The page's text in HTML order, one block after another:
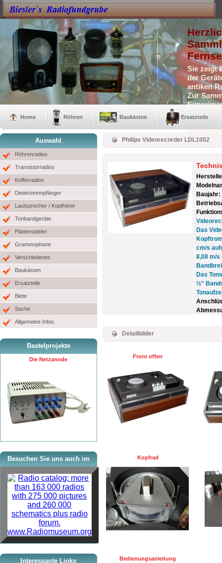
Sie zeigt
der
antiken
Zur
der
Home Röhren Baukästen Ersatzteile
Auswahl
Röhrenradios
Transistorradios
Kofferradios
Detektorempfänger
Lautsprecher / Kopfhörer
Tonbandgeräte
Plattenspieler
Grammophone
Verschiedenes
Baukästen
Ersatzteile
Biete
Suche
Allgemeine Infos
Bastelprojekte
Die Netzanode
Besuchen Sie uns auch im
www.Radiomuseum.org
Interessante Links
Philips Videorecorder LDL1002
Baujahr:
Das
cm/s
8,08 m/s
Das
½"
Detailbilder
Front offen
Kopfrad
Bedienungsanleitung